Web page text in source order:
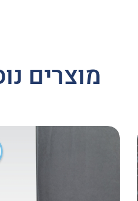
מוצרים